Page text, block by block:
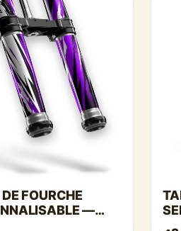
FOURCHE
—